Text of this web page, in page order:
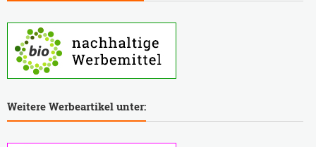
Weitere Werbeartikel unter: